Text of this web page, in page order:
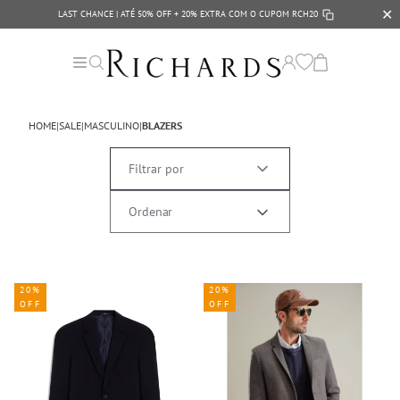
LAST CHANCE | ATÉ 50% OFF + 20% EXTRA COM O CUPOM RCH20 ✕
HOME|SALE|MASCULINO|BLAZERS
Filtrar por
20%
OFF
20%
OFF